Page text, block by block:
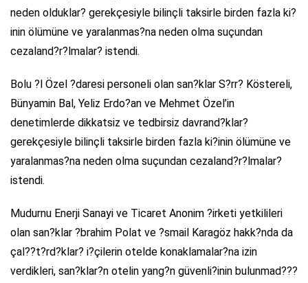
neden olduklar? gerekçesiyle bilinçli taksirle birden fazla ki?
inin ölümüne ve yaralanmas?na neden olma suçundan
cezaland?r?lmalar? istendi.
Bolu ?l Özel ?daresi personeli olan san?klar S?rr? Köstereli,
Bünyamin Bal, Yeliz Erdo?an ve Mehmet Özel’in
denetimlerde dikkatsiz ve tedbirsiz davrand?klar?
gerekçesiyle bilinçli taksirle birden fazla ki?inin ölümüne ve
yaralanmas?na neden olma suçundan cezaland?r?lmalar?
istendi.
Mudurnu Enerji Sanayi ve Ticaret Anonim ?irketi yetkilileri
olan san?klar ?brahim Polat ve ?smail Karagöz hakk?nda da
çal??t?rd?klar? i?çilerin otelde konaklamalar?na izin
verdikleri, san?klar?n otelin yang?n güvenli?inin bulunmad???